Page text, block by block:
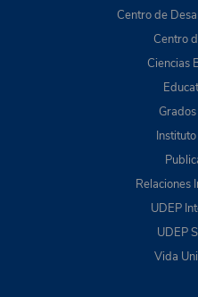
Centro de
Centro
Ciencias
Relaciones
UDEP
UDEP
Vida